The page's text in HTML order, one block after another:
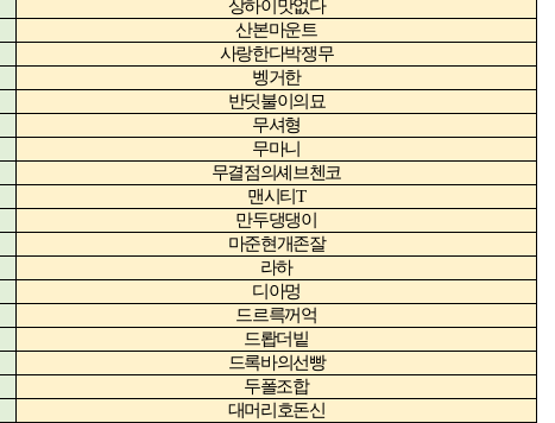
상하이맛없다
산본마운트
사랑한다박쟁무
벵거한
반딧불이의묘
무셔형
무마니
무결점의셰브첸코
맨시티T
만두댕댕이
마준현개존잘
라하
디아멍
드르륵꺼억
드뢉더빝
드록바의선빵
두폴조합
대머리호돈신